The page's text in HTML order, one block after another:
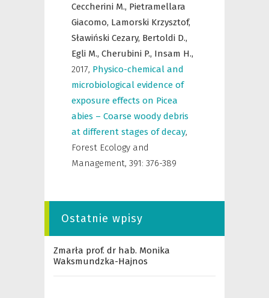
Ceccherini M., Pietramellara
Giacomo, Lamorski Krzysztof,
Sławiński Cezary, Bertoldi D.,
Egli M., Cherubini P., Insam H.,
2017, Physico-chemical and
microbiological evidence of
exposure effects on Picea
abies – Coarse woody debris
at different stages of decay,
Forest Ecology and
Management, 391: 376-389
Ostatnie wpisy
Zmarła prof. dr hab. Monika
Waksmundzka-Hajnos